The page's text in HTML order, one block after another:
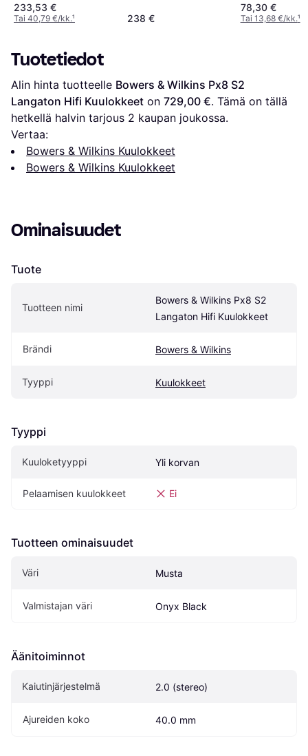
233,53 €
Tai 40,79 €/kk.¹ 238 €
78,30 €
Tai 13,68 €/kk.¹
Tuotetiedot
Alin hinta tuotteelle Bowers & Wilkins Px8 S2
Langaton Hifi Kuulokkeet on 729,00 €. Tämä on tällä
hetkellä halvin tarjous 2 kaupan joukossa.
Vertaa:
Bowers & Wilkins Kuulokkeet
Bowers & Wilkins Kuulokkeet
Ominaisuudet
Tuote
Tuotteen nimi
Bowers & Wilkins Px8 S2
Langaton Hifi Kuulokkeet
Brändi Bowers & Wilkins
Tyyppi Kuulokkeet
Tyyppi
Kuuloketyyppi Yli korvan
Pelaamisen kuulokkeet Ei
Tuotteen ominaisuudet
Väri Musta
Valmistajan väri Onyx Black
Äänitoiminnot
Kaiutinjärjestelmä 2.0 (stereo)
Ajureiden koko 40.0 mm